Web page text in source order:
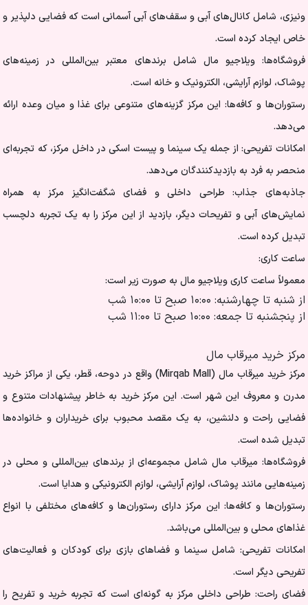
ونیزی، شامل کانال‌های آبی و سقف‌های آبی آسمانی است که فضایی دلپذیر و
خاص ایجاد کرده است.
فروشگاه‌ها: ویلاجیو مال شامل برندهای معتبر بین‌المللی در زمینه‌های
پوشاک، لوازم آرایشی، الکترونیک و خانه است.
رستوران‌ها و کافه‌ها: این مرکز گزینه‌های متنوعی برای غذا و میان وعده ارائه
می‌دهد.
امکانات تفریحی: از جمله یک سینما و پیست اسکی در داخل مرکز، که تجربه‌ای
منحصر به فرد به بازدیدکنندگان می‌دهد.
جاذبه‌های جذاب: طراحی داخلی و فضای شگفت‌انگیز مرکز به همراه
نمایش‌های آبی و تفریحات دیگر، بازدید از این مرکز را به یک تجربه دلچسب
تبدیل کرده است.
ساعت کاری:
معمولاً ساعت کاری ویلاجیو مال به صورت زیر است:
از شنبه تا چهارشنبه: ۱۰:۰۰ صبح تا ۱۰:۰۰ شب
از پنجشنبه تا جمعه: ۱۰:۰۰ صبح تا ۱۱:۰۰ شب
مرکز خرید میرقاب مال
مرکز خرید میرقاب مال (Mirqab Mall) واقع در دوحه، قطر، یکی از مراکز خرید
مدرن و معروف این شهر است. این مرکز خرید به خاطر پیشنهادات متنوع و
فضایی راحت و دلنشین، به یک مقصد محبوب برای خریداران و خانواده‌ها
تبدیل شده است.
فروشگاه‌ها: میرقاب مال شامل مجموعه‌ای از برندهای بین‌المللی و محلی در
زمینه‌هایی مانند پوشاک، لوازم آرایشی، لوازم الکترونیکی و هدایا است.
رستوران‌ها و کافه‌ها: این مرکز دارای رستوران‌ها و کافه‌های مختلفی با انواع
غذاهای محلی و بین‌المللی می‌باشد.
امکانات تفریحی: شامل سینما و فضاهای بازی برای کودکان و فعالیت‌های
تفریحی دیگر است.
فضای راحت: طراحی داخلی مرکز به گونه‌ای است که تجربه خرید و تفریح را